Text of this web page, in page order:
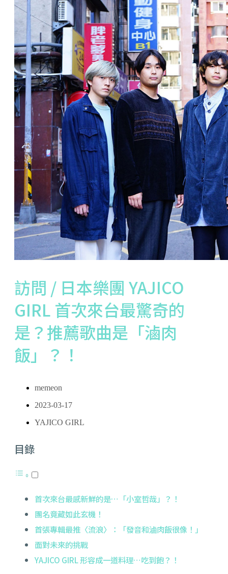
訪問 / 日本樂團 YAJICO
GIRL 首次來台最驚奇的
是？推薦歌曲是「滷肉
飯」？！
memeon
2023-03-17
YAJICO GIRL
目錄
首次來台最感新鮮的是…「小室哲哉」？！
團名竟藏如此玄機！
首張專輯最推〈流浪〉：「發音和滷肉飯很像！」
面對未來的挑戰
YAJICO GIRL 形容成一道料理…吃到飽？！